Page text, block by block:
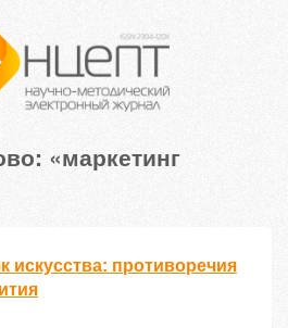
«маркетинг
искусства: противоречия